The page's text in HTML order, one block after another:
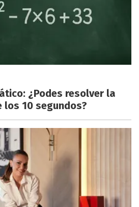
¿Podes resolver la
los 10 segundos?